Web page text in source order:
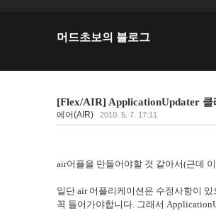
머드초보의 블로그
[Flex/AIR] ApplicationUpdater 클
에어(AIR) 2010. 5. 7. 17:11
air어플을 만들어야할 것 같아서(근데
일단 air 어플리케이션은 수정사항이
꼭 들어가야합니다. 그래서